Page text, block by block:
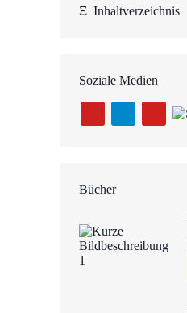
ΞInhaltverzeichnis
Soziale Medien
Bücher